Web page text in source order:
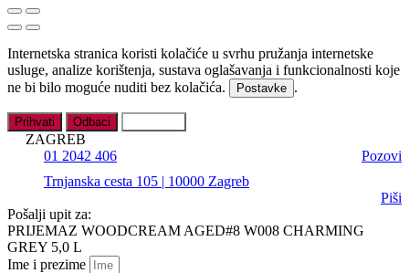
Internetska stranica koristi kolačiće u svrhu pružanja internetske
usluge, analize korištenja, sustava oglašavanja i funkcionalnosti koje
ne bi bilo moguće nuditi bez kolačića.
Postavke .
Prihvati Odbaci
ZAGREB
01 2042 406
Pozovi
Trnjanska cesta 105 | 10000 Zagreb
Piši
Pošalji upit za:
PRIJEMAZ WOODCREAM AGED#8 W008 CHARMING
GREY 5,0 L
Ime i prezime